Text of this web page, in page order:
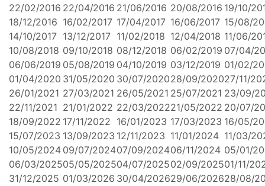
22/02/2016 22/04/2016 21/06/2016 20/08/2016 19/10/
18/12/2016 16/02/2017 17/04/2017 16/06/2017 15/08/
14/10/2017 13/12/2017 11/02/2018 12/04/2018 11/06/
10/08/2018 09/10/2018 08/12/2018 06/02/2019 07/04/
06/06/2019 05/08/2019 04/10/2019 03/12/2019 01/02/
01/04/2020 31/05/2020 30/07/202028/09/202027/11/
26/01/2021 27/03/2021 26/05/2021 25/07/2021 23/09/
22/11/2021 21/01/2022 22/03/202221/05/2022 20/07/
18/09/2022 17/11/2022 16/01/2023 17/03/2023 16/05/
15/07/2023 13/09/2023 12/11/2023 11/01/2024 11/03/
10/05/2024 09/07/202407/09/202406/11/2024 05/01/
06/03/202505/05/202504/07/202502/09/202501/11/
31/12/2025 01/03/2026 30/04/202629/06/202628/08/